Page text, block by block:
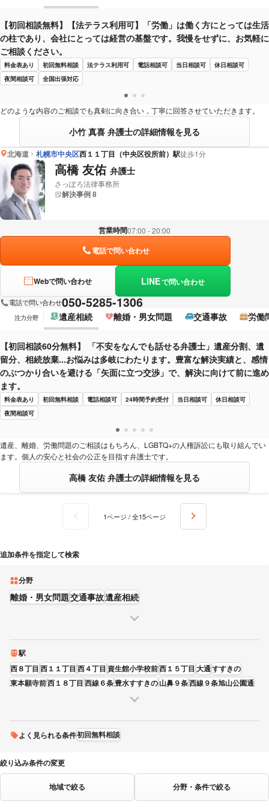
【初回相談無料】【法テラス利用可】「労働」は働く方にとっては生活
の柱であり、会社にとっては経営の基盤です。我慢をせずに、お気軽に
ご相談ください。
料金表あり 初回無料相談 法テラス利用可 電話相談可 当日相談可
休日相談可
夜間相談可
全国出張対応
どのような内容のご相談でも真剣に向き合い，丁寧に回答させていただきます。
小竹 真喜 弁護士の詳細情報を見る
北海道 札幌市中央区西１１丁目（中央区役所前）駅徒歩1分
高橋 友佑 弁護士
さっぽろ法律事務所
解決事例 8
営業時間07:00 - 20:00
電話で問い合わせ
Webで問い合わせ LINEで問い合わせ
電話で問い合わせ050-5285-1306
注力分野 遺産相続 離婚・男女問題 交通事故 労働
【初回相談60分無料】 「不安をなんでも話せる弁護士」遺産分割、遺
留分、相続放棄...お悩みは多岐にわたります。豊富な解決実績と、感情
のぶつかり合いを避ける「矢面に立つ交渉」で、解決に向けて前に進め
ます。
料金表あり 初回無料相談 電話相談可 24時間予約受付 当日相談可
休日相談可
夜間相談可
遺産、離婚、労働問題のご相談はもちろん、LGBTQ+の人権訴訟にも取り組んでい
ます。個人の安心と社会の公正を目指す弁護士です。
高橋 友佑 弁護士の詳細情報を見る
1ページ / 全15ページ
追加条件を指定して検索
分野
離婚・男女問題交通事故遺産相続
駅
西８丁目 西１１丁目 西４丁目 資生館小学校前西１５丁目 大通すすきの
東本願寺前西１８丁目 西線６条豊水すすきの山鼻９条西線９条旭山公園通
西線１１条
よく見られる条件初回無料相談
絞り込み条件の変更
地域で絞る 分野・条件で絞る